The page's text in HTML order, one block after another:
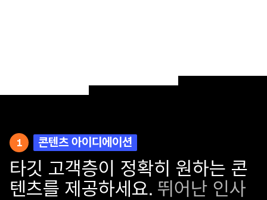
1 콘텐츠 아이디에이션
타깃 고객층이 정확히 원하는 콘
텐츠를 제공하세요. 뛰어난 인사